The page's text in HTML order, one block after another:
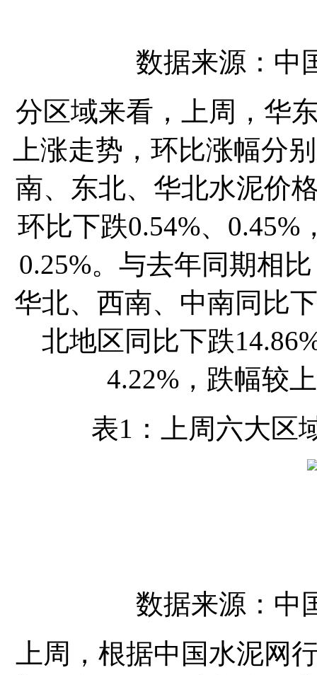
数据来源：中
分区域来看，上周，华
上涨走势，环比涨幅分
南、东北、华北水泥价
环比下跌0.54%、0.45%
0.25%。与去年同期相
华北、西南、中南同比
北地区同比下跌
4.22%，跌幅较
表1：上周六大区
数据来源：中
上周，根据中国水泥网